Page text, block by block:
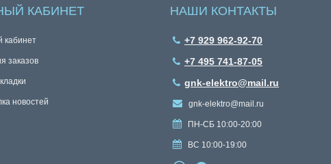
КАБИНЕТ
кабинет
заказов
новостей
НАШИ КОНТАКТЫ
+7 929 962-92-70
+7 495 741-87-05
gnk-elektro@mail.ru
gnk-elektro@mail.ru
ПН-СБ 10:00-20:00
ВС 10:00-19:00